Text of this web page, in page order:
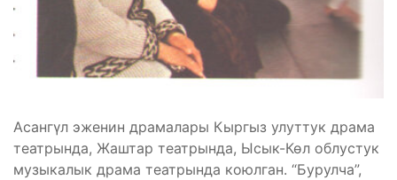
Асангүл эженин драмалары Кыргыз улуттук драма
театрында, Жаштар театрында, Ысык-Көл облустук
музыкалык драма театрында коюлган. “Бурулча”,